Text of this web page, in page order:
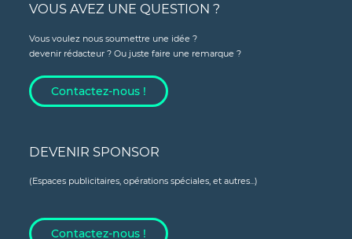
VOUS AVEZ UNE QUESTION ?
Vous voulez nous soumettre une idée ?
devenir rédacteur ? Ou juste faire une remarque ?
Contactez-nous !
DEVENIR SPONSOR
(Espaces publicitaires, opérations spéciales, et autres...)
Contactez-nous !